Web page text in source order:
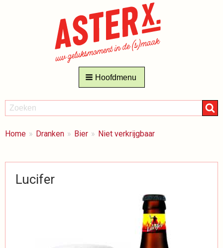
Hoofdmenu
ZOEKEN
Zoeken
BREADCRUMBS
Je
Home Dranken Bier Niet verkrijgbaar
Lucifer